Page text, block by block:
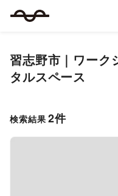
習志野市 ｜ ワーク
タルスペース
検索結果 2件